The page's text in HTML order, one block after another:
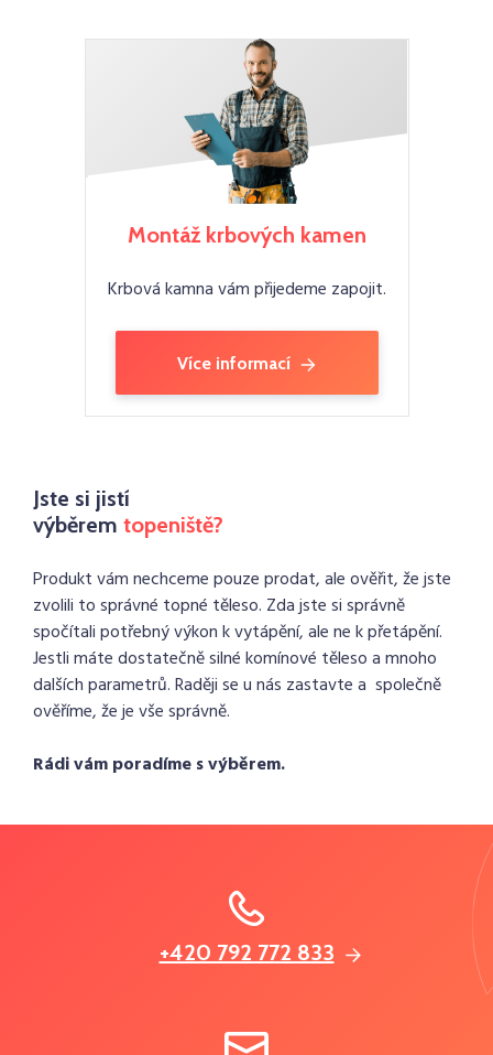
Montáž krbových kamen
Krbová kamna vám přijedeme zapojit.
Více informací
Jste si jistí
výběrem topeniště?
Produkt vám nechceme pouze prodat, ale ověřit, že jste
zvolili to správné topné těleso. Zda jste si správně
spočítali potřebný výkon k vytápění, ale ne k přetápění.
Jestli máte dostatečně silné komínové těleso a mnoho
dalších parametrů. Raději se u nás zastavte a společně
ověříme, že je vše správně.
Rádi vám poradíme s výběrem.
+420 792 772 833